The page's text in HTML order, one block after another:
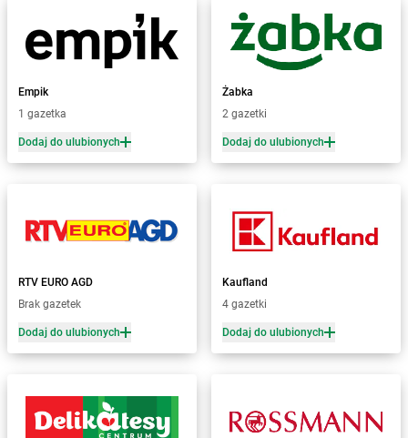
Bielsk Podlaski
Żabka Bielsko
Żabka Bielsko-Biała
Żabka
Żabka Bieruń
Żabka Bieżuń
Żabka Bilcza
Żabka Biórków Mały
Żabka Biskupice
Żabka Biskupów
Żabka Blachownia
Żabka Błażejewo
Żabka Bliżyn
Żabka Blok Dobryszyce
Empik
1 gazetka
Dodaj do ulubionych
Żabka
2 gazetki
Dodaj do ulubionych
RTV EURO AGD
Brak gazetek
Dodaj do ulubionych
Kaufland
4 gazetki
Dodaj do ulubionych